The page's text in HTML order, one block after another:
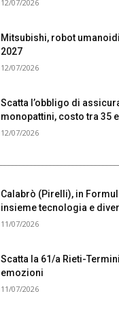
12/07/2026
Mitsubishi, robot
2027
12/07/2026
Scatta l’obbligo di
monopattini, costo tra 35
12/07/2026
Calabrò (Pirelli), in
insieme tecnologia e
11/07/2026
Scatta la 61/a Rieti-
emozioni
11/07/2026